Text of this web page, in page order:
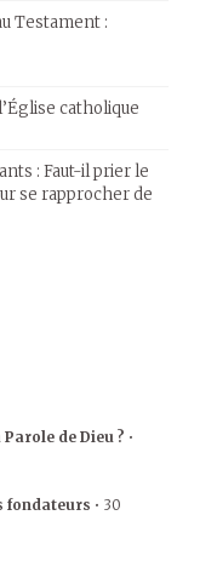
Testament :
catholique
: Faut-il prier le
se rapprocher de
de Dieu ? •
fondateurs • 30